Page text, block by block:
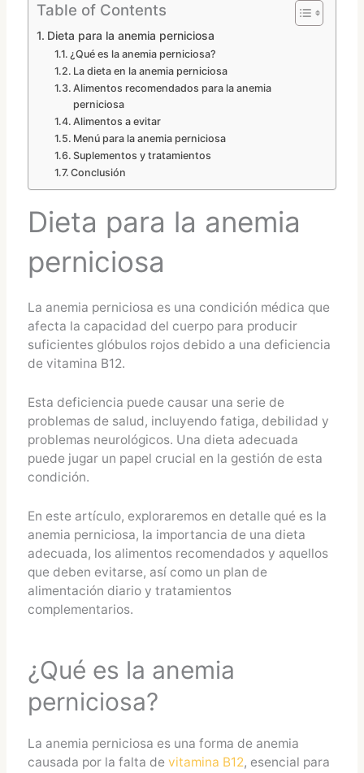
Table of Contents
Dieta para la anemia perniciosa
¿Qué es la anemia perniciosa?
La dieta en la anemia perniciosa
Alimentos recomendados para la anemia
perniciosa
Alimentos a evitar
Menú para la anemia perniciosa
Suplementos y tratamientos
Conclusión
Dieta para la anemia
perniciosa
La anemia perniciosa es una condición médica que
afecta la capacidad del cuerpo para producir
suficientes glóbulos rojos debido a una deficiencia
de vitamina B12.
Esta deficiencia puede causar una serie de
problemas de salud, incluyendo fatiga, debilidad y
problemas neurológicos. Una dieta adecuada
puede jugar un papel crucial en la gestión de esta
condición.
En este artículo, exploraremos en detalle qué es la
anemia perniciosa, la importancia de una dieta
adecuada, los alimentos recomendados y aquellos
que deben evitarse, así como un plan de
alimentación diario y tratamientos
complementarios.
¿Qué es la anemia
perniciosa?
La anemia perniciosa es una forma de anemia
causada por la falta de vitamina B12, esencial para